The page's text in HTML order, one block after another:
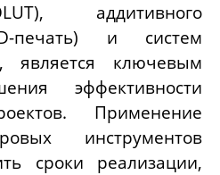
аддитивного
печать) и систем
является ключевым
эффективности
Применение
инструментов
сроки реализации,